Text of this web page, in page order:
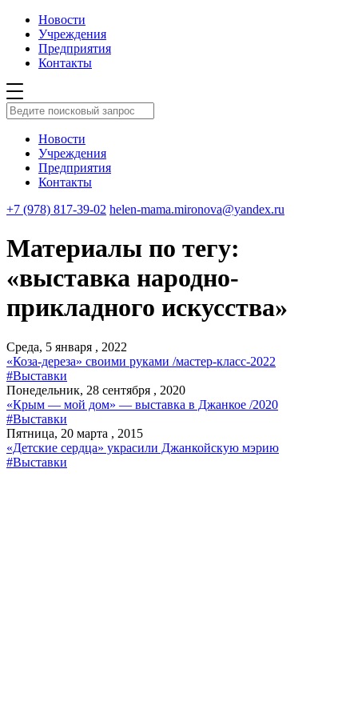
Новости
Учреждения
Предприятия
Контакты
Новости
Учреждения
Предприятия
Контакты
+7 (978) 817-39-02 helen-mama.mironova@yandex.ru
Материалы по тегу:
«выставка народно-
прикладного искусства»
Среда, 5 января , 2022
«Коза-дереза» своими руками /мастер-класс-2022
#Выставки
Понедельник, 28 сентября , 2020
«Крым — мой дом» — выставка в Джанкое /2020
#Выставки
Пятница, 20 марта , 2015
«Детские сердца» украсили Джанкойскую мэрию
#Выставки